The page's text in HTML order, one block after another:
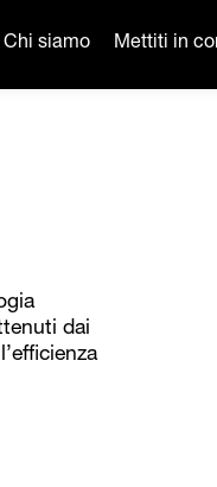
Chi siamo Mettiti in
dai